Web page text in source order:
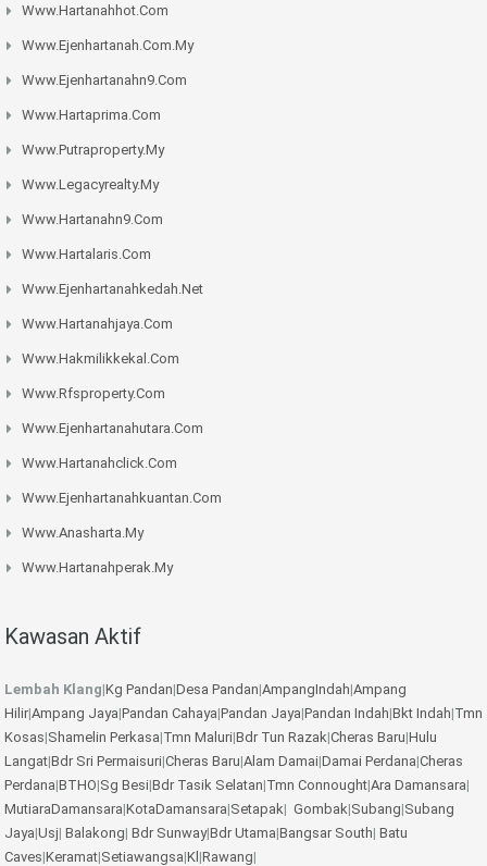
Www.hartanahhot.com
Www.ejenhartanah.com.my
Www.ejenhartanahn9.com
Www.hartaprima.com
Www.putraproperty.my
Www.legacyrealty.my
Www.hartanahn9.com
Www.hartalaris.com
Www.ejenhartanahkedah.net
Www.hartanahjaya.com
Www.hakmilikkekal.com
Www.rfsproperty.com
Www.ejenhartanahutara.com
Www.hartanahclick.com
Www.ejenhartanahkuantan.com
Www.anasharta.my
Www.hartanahperak.my
Kawasan Aktif
Lembah Klang|Kg Pandan|Desa Pandan|AmpangIndah|Ampang
Hilir|Ampang Jaya|Pandan Cahaya|Pandan Jaya|Pandan Indah|Bkt Indah|Tmn
Kosas|Shamelin Perkasa|Tmn Maluri|Bdr Tun Razak|Cheras Baru|Hulu
Langat|Bdr Sri Permaisuri|Cheras Baru|Alam Damai|Damai Perdana|Cheras
Perdana|BTHO|Sg Besi|Bdr Tasik Selatan|Tmn Connought|Ara Damansara|
MutiaraDamansara|KotaDamansara|Setapak| Gombak|Subang|Subang
Jaya|Usj| Balakong| Bdr Sunway|Bdr Utama|Bangsar South| Batu
Caves|Keramat|Setiawangsa|Kl |Rawang|